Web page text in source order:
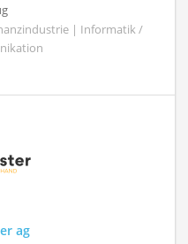
| Informatik /
ag